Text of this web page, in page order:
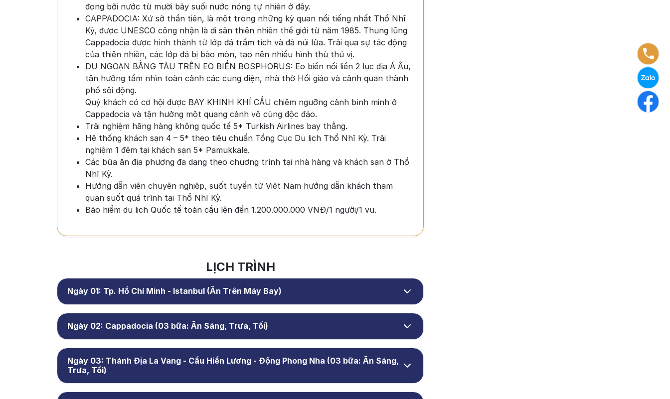
đọng bởi nước từ mười bảy suối nước nóng tự nhiên ở đây.
CAPPADOCIA: Xứ sở thần tiên, là một trong những kỳ quan nổi tiếng nhất Thổ Nhĩ
Kỳ, được UNESCO công nhận là di sản thiên nhiên thế giới từ năm 1985. Thung lũng
Cappadocia được hình thành từ lớp đá trầm tích và đá núi lửa. Trải qua sự tác động
của thiên nhiên, các lớp đá bị bào mòn, tạo nên nhiều hình thù thú vị.
DU NGOẠN BẰNG TÀU TRÊN EO BIỂN BOSPHORUS: Eo biển nối liền 2 lục địa Á Âu,
tận hưởng tầm nhìn toàn cảnh các cung điện, nhà thờ Hồi giáo và cảnh quan thành
phố sôi động.
Quý khách có cơ hội được BAY KHINH KHÍ CẦU chiêm ngưỡng cảnh bình minh ở
Cappadocia và tận hưởng một quang cảnh vô cùng độc đáo.
Trải nghiệm hãng hàng không quốc tế 5* Turkish Airlines bay thẳng.
Hệ thống khách sạn 4 – 5* theo tiêu chuẩn Tổng Cục Du lịch Thổ Nhĩ Kỳ. Trải
nghiệm 1 đêm tại khách sạn 5* Pamukkale.
Các bữa ăn địa phương đa dạng theo chương trình tại nhà hàng và khách sạn ở Thổ
Nhĩ Kỳ.
Hướng dẫn viên chuyên nghiệp, suốt tuyến từ Việt Nam hướng dẫn khách tham
quan suốt quá trình tại Thổ Nhĩ Kỳ.
Bảo hiểm du lịch Quốc tế toàn cầu lên đến 1.200.000.000 VNĐ/1 người/1 vụ.
LỊCH TRÌNH
Ngày 01: Tp. Hồ Chí Minh - Istanbul (Ăn Trên Máy Bay)
Ngày 02: Cappadocia (03 bữa: Ăn Sáng, Trưa, Tối)
Ngày 03: Thánh Địa La Vang - Cầu Hiền Lương - Động Phong Nha (03 bữa: Ăn Sáng,
Trưa, Tối)